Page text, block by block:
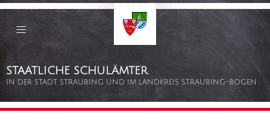
Staatliche
Schulämter
Straubing
–
Zum
Inhalt
springen
STAATLICHE SCHULÄMTER
IN DER STADT STRAUBING UND IM LANDKREIS STRAUBING-BOGEN